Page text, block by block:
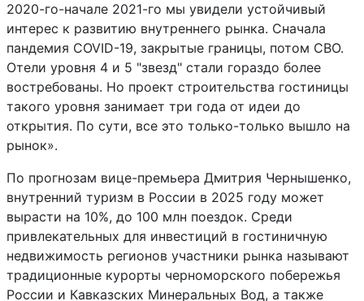
2020-го-начале 2021-го мы увидели устойчивый
интерес к развитию внутреннего рынка. Сначала
пандемия COVID-19, закрытые границы, потом СВО.
Отели уровня 4 и 5 "звезд" стали гораздо более
востребованы. Но проект строительства гостиницы
такого уровня занимает три года от идеи до
открытия. По сути, все это только-только вышло на
рынок».
По прогнозам вице-премьера Дмитрия Чернышенко,
внутренний туризм в России в 2025 году может
вырасти на 10%, до 100 млн поездок. Среди
привлекательных для инвестиций в гостиничную
недвижимость регионов участники рынка называют
традиционные курорты черноморского побережья
России и Кавказских Минеральных Вод, а также